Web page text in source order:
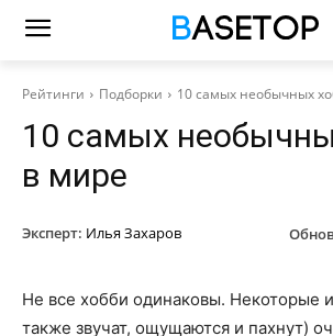
Рейтинги Подборки 10 самых необычных
10 самых
в мире
Эксперт: Илья Захаров
Не все хобби одинаковы. Некоторые
также звучат, ощущаются и пахнут)